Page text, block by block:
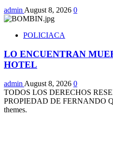
admin August 8, 2026 0
POLICIACA
LO ENCUENTRAN
HOTEL
admin August 8, 2026 0
TODOS LOS DERECHOS
PROPIEDAD DE FERNANDO
themes.